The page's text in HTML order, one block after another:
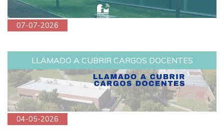
07-07-2026
LLAMADO A CUBRIR CARGOS DOCENTES
04-05-2026